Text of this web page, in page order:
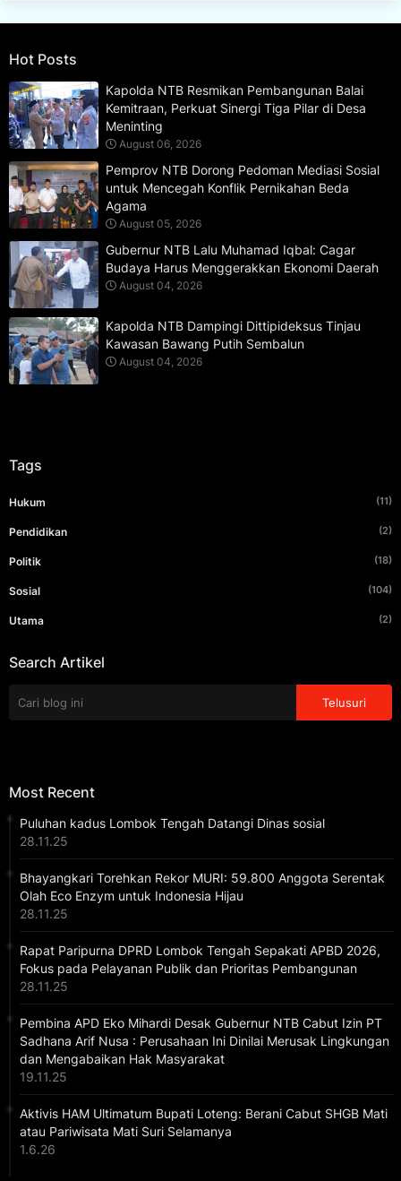
Hot Posts
Kapolda NTB Resmikan Pembangunan Balai
Kemitraan, Perkuat Sinergi Tiga Pilar di Desa
Meninting
August 06, 2026
Pemprov NTB Dorong Pedoman Mediasi Sosial
untuk Mencegah Konflik Pernikahan Beda
Agama
August 05, 2026
Gubernur NTB Lalu Muhamad Iqbal: Cagar
Budaya Harus Menggerakkan Ekonomi Daerah
August 04, 2026
Kapolda NTB Dampingi Dittipideksus Tinjau
Kawasan Bawang Putih Sembalun
August 04, 2026
Tags
Hukum (11)
Pendidikan (2)
Politik (18)
Sosial (104)
Utama (2)
Search Artikel
Most Recent
Puluhan kadus Lombok Tengah Datangi Dinas sosial
28.11.25
Bhayangkari Torehkan Rekor MURI: 59.800 Anggota Serentak
Olah Eco Enzym untuk Indonesia Hijau
28.11.25
Rapat Paripurna DPRD Lombok Tengah Sepakati APBD 2026,
Fokus pada Pelayanan Publik dan Prioritas Pembangunan
28.11.25
Pembina APD Eko Mihardi Desak Gubernur NTB Cabut Izin PT
Sadhana Arif Nusa : Perusahaan Ini Dinilai Merusak Lingkungan
dan Mengabaikan Hak Masyarakat
19.11.25
Aktivis HAM Ultimatum Bupati Loteng: Berani Cabut SHGB Mati
atau Pariwisata Mati Suri Selamanya
1.6.26